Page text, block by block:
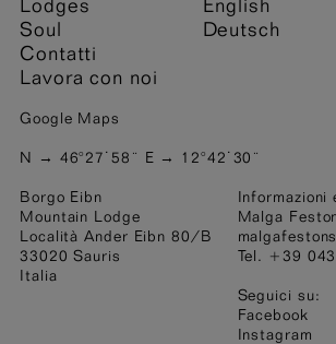
Soul
Contatti
Lavora con noi
Deutsch
Google Maps
N → 46°27˙58¨ E → 12°42˙30¨
Borgo Eibn
Mountain Lodge
Località Ander Eibn 80/B
33020 Sauris
Italia
Informazioni
Malga
Tel. +39
Seguici su:
Facebook
Instagram